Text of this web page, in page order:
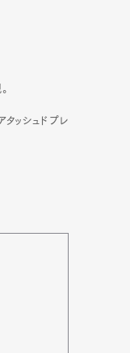
ッシュドプレ